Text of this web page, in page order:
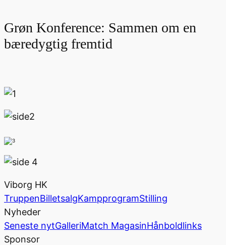
Grøn Konference: Sammen om en
bæredygtig fremtid
Viborg HK
TruppenBilletsalgKampprogramStilling
Nyheder
Seneste nytGalleriMatch MagasinHånboldlinks
Sponsor